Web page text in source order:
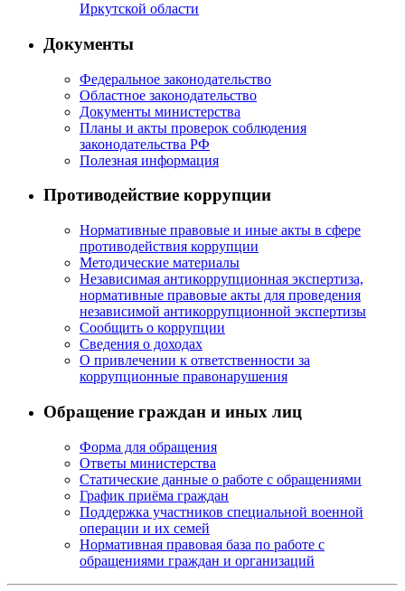
Иркутской области
Документы
Федеральное законодательство
Областное законодательство
Документы министерства
Планы и акты проверок соблюдения
законодательства РФ
Полезная информация
Противодействие коррупции
Нормативные правовые и иные акты в сфере
противодействия коррупции
Методические материалы
Независимая антикоррупционная экспертиза,
нормативные правовые акты для проведения
независимой антикоррупционной экспертизы
Сообщить о коррупции
Сведения о доходах
О привлечении к ответственности за
коррупционные правонарушения
Обращение граждан и иных лиц
Форма для обращения
Ответы министерства
Статические данные о работе с обращениями
График приёма граждан
Поддержка участников специальной военной
операции и их семей
Нормативная правовая база по работе с
обращениями граждан и организаций